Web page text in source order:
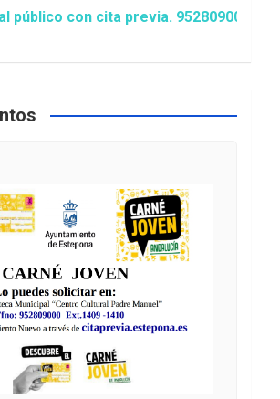
cita previa. 952809000 Extensión